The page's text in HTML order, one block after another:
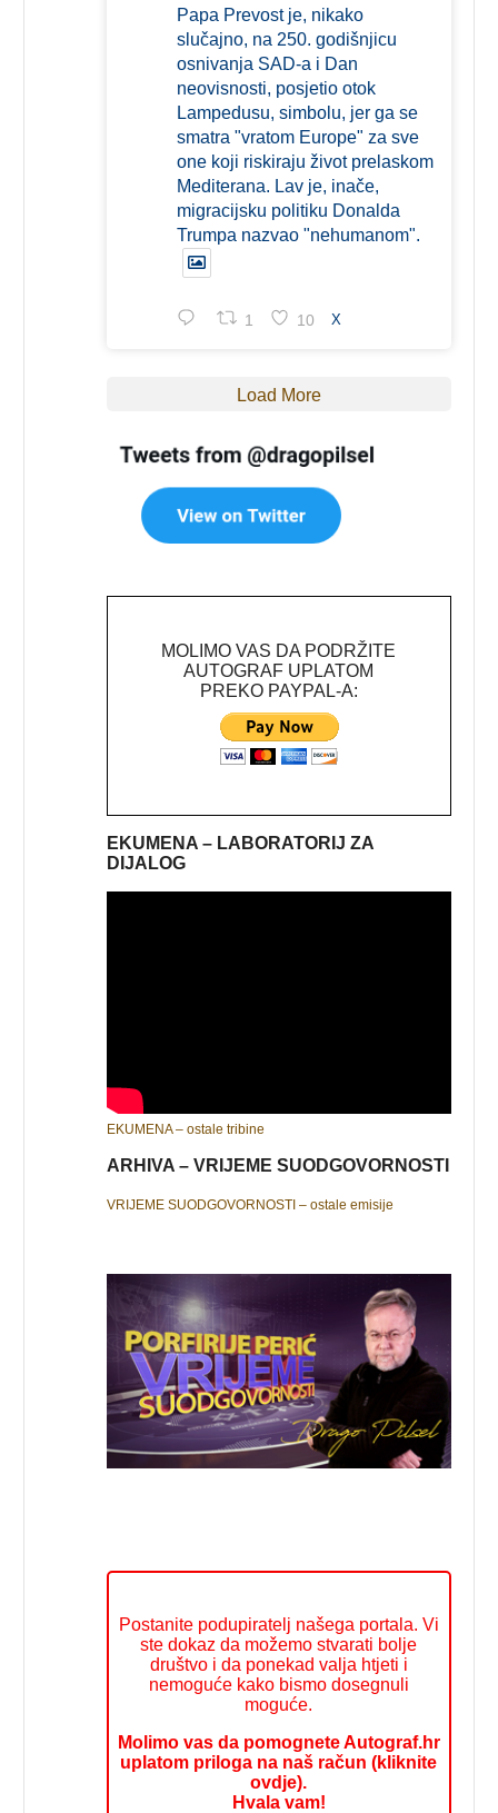
Papa Prevost je, nikako
slučajno, na 250. godišnjicu
osnivanja SAD-a i Dan
neovisnosti, posjetio otok
Lampedusu, simbolu, jer ga se
smatra "vratom Europe" za sve
one koji riskiraju život prelaskom
Mediterana. Lav je, inače,
migracijsku politiku Donalda
Trumpa nazvao "nehumanom".
1 10 X
Load More
MOLIMO VAS DA PODRŽITE
AUTOGRAF UPLATOM
PREKO PAYPAL-A:
EKUMENA – LABORATORIJ ZA
DIJALOG
EKUMENA – ostale tribine
ARHIVA – VRIJEME SUODGOVORNOSTI
VRIJEME SUODGOVORNOSTI – ostale emisije
Postanite podupiratelj našega portala. Vi
ste dokaz da možemo stvarati bolje
društvo i da ponekad valja htjeti i
nemoguće kako bismo dosegnuli
moguće.
Molimo vas da pomognete Autograf.hr
uplatom priloga na naš račun (kliknite
ovdje).
Hvala vam!